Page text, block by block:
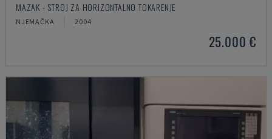
MAZAK - STROJ ZA HORIZONTALNO TOKARENJE
NJEMAČKA 2004
25.000 €